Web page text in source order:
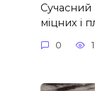
міцних і
0